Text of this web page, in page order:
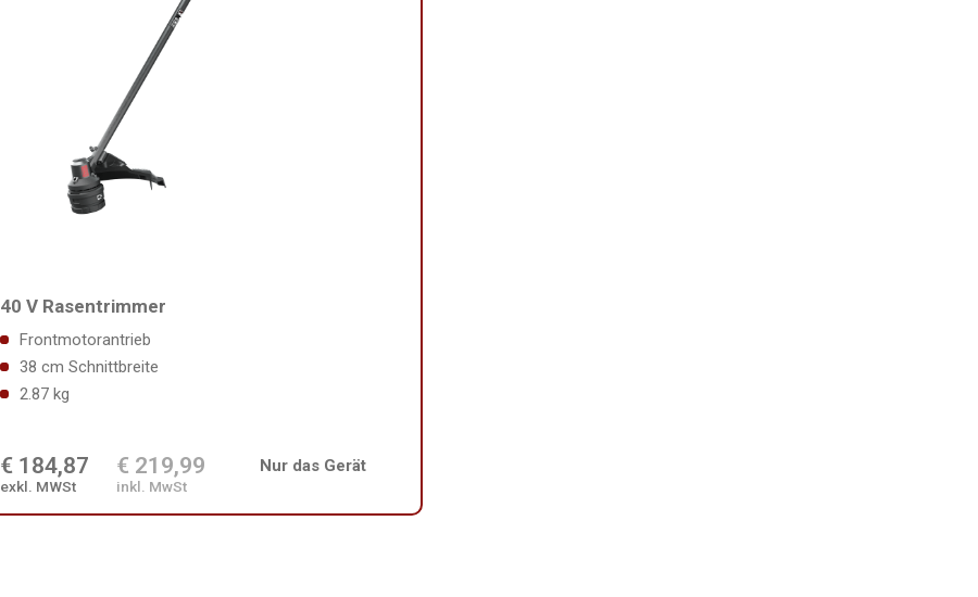
40 V Rasentrimmer
Frontmotorantrieb
38 cm Schnittbreite
2.87 kg
€ 184,87
exkl. MWSt
€ 219,99
inkl. MwSt
Nur das Gerät